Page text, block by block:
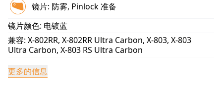
镜片: 防雾, Pinlock 准备
镜片颜色: 电镀蓝
兼容: X-802RR, X-802RR Ultra Carbon, X-803, X-803
Ultra Carbon, X-803 RS Ultra Carbon
更多的信息